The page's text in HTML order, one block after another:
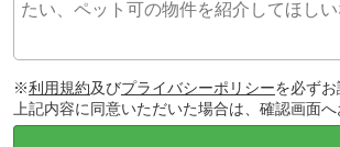
※利用規約及びプライバシーポリシーを必ずお
上記内容に同意いただいた場合は、確認画面へ